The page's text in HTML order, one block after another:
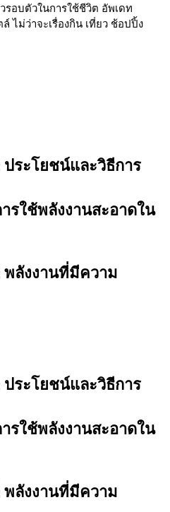
รอบตัวในการใช้ชีวิต อัพเดท
ไม่ว่าจะเรื่องกิน เที่ยว ช้อปปิ้ง
ระโยชน์และวิธีการ
รใช้พลังงานสะอาดใน
พลังงานที่มีความ
ระโยชน์และวิธีการ
รใช้พลังงานสะอาดใน
พลังงานที่มีความ